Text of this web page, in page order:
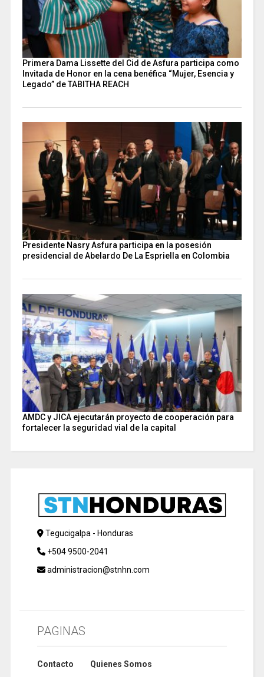
Primera Dama Lissette del Cid de Asfura participa como
Invitada de Honor en la cena benéfica “Mujer, Esencia y
Legado” de TABITHA REACH
Presidente Nasry Asfura participa en la posesión
presidencial de Abelardo De La Espriella en Colombia
AMDC y JICA ejecutarán proyecto de cooperación para
fortalecer la seguridad vial de la capital
Tegucigalpa - Honduras
+504 9500-2041
administracion@stnhn.com
PAGINAS
Contacto Quienes Somos